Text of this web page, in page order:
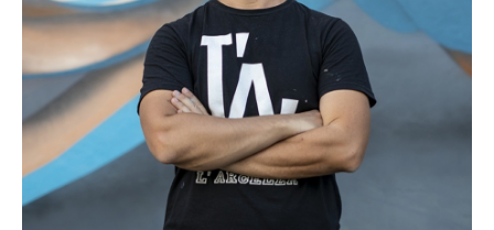
Wilier Triestina Spa si avvale di cookies tecnici,
analitici, di profilazione e pubblicitari.
Se clicci sul consenso accetti tali cookies.